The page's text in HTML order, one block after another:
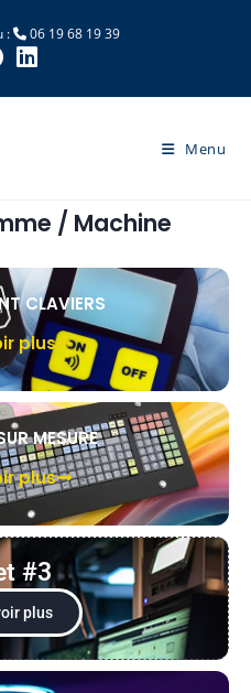
: 06 19 68 19 39
Menu
/ Machine
CLAVIERS
plus
MESURE
plus
#3
plus